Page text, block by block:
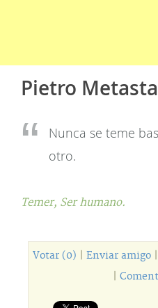
Pietro
Nunca se teme
otro.
Temer, Ser humano.
Votar (0) Enviar amigo|